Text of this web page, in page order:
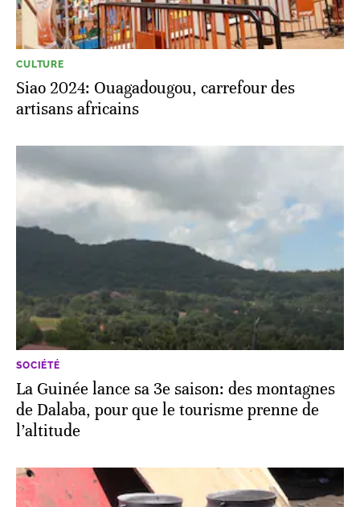
CULTURE
Siao 2024: Ouagadougou, carrefour des
artisans africains
SOCIÉTÉ
La Guinée lance sa 3e saison: des montagnes
de Dalaba, pour que le tourisme prenne de
l’altitude